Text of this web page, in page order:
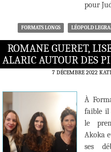
pour
FORMATS LONGS LÉOPOLD
ROMANE GUERET,
ALARIC AUTOUR DES
7 DÉCEMBRE 2022
À
faible il
le
Akoka
ses